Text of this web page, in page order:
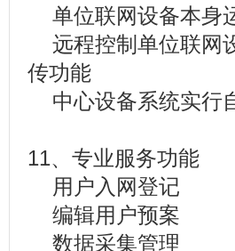
单位联网设备本身
远程控制单位联网
传功能
中心设备系统实行
11、专业服务功能
用户入网登记
编辑用户预案
数据采集管理